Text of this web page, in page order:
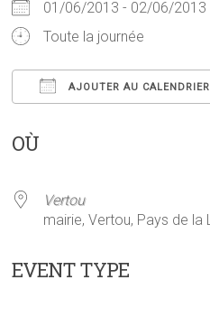
01/06/2013 - 02/06/
Toute la journée
AJOUTER AU CALENDRIER
OÙ
Vertou
mairie, Vertou, Pays de la
EVENT TYPE